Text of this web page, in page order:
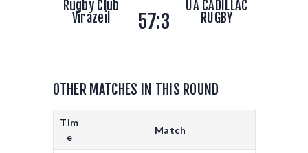
Rugby Club
Virazeil 57:3
UA CADILLAC
RUGBY
OTHER MATCHES IN THIS ROUND
Tim
e
Match